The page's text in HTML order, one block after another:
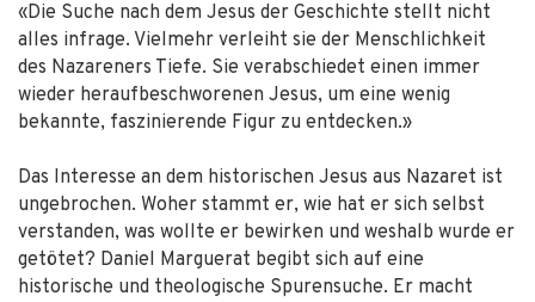
«Die Suche nach dem Jesus der Geschichte stellt nicht
alles infrage. Vielmehr verleiht sie der Menschlichkeit
des Nazareners Tiefe. Sie verabschiedet einen immer
wieder heraufbeschworenen Jesus, um eine wenig
bekannte, faszinierende Figur zu entdecken.»
Das Interesse an dem historischen Jesus aus Nazaret ist
ungebrochen. Woher stammt er, wie hat er sich selbst
verstanden, was wollte er bewirken und weshalb wurde er
getötet? Daniel Marguerat begibt sich auf eine
historische und theologische Spurensuche. Er macht